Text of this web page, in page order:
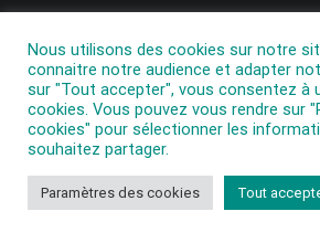
SUIVEZ-NOUS
Nous utilisons des cookies sur notre
connaitre notre audience et adapter
sur "Tout accepter", vous consentez à
cookies. Vous pouvez vous rendre sur
cookies" pour sélectionner les
souhaitez partager.
Paramètres des cookies Tout